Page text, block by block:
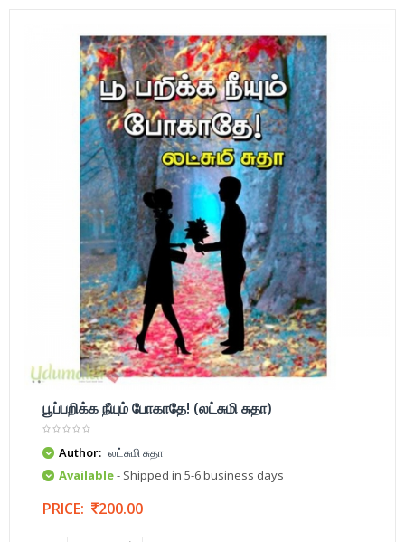
பூப்பறிக்க நீயும் போகாதே! (லட்சுமி சுதா)
Author: லட்சுமி சுதா
Available- Shipped in 5-6 business days
PRICE: 200.00